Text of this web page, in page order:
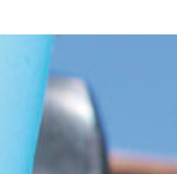
pour connaitre les